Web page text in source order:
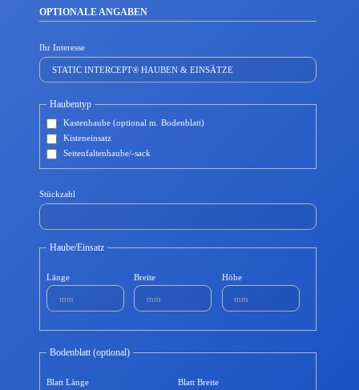
OPTIONALE ANGABEN
Ihr Interesse
Haubentyp
Kastenhaube (optional m. Bodenblatt)
Kisteneinsatz
Seitenfaltenhaube/-sack
Stückzahl
Haube/Einsatz
Länge Breite Höhe
Bodenblatt (optional)
Blatt Länge Blatt Breite